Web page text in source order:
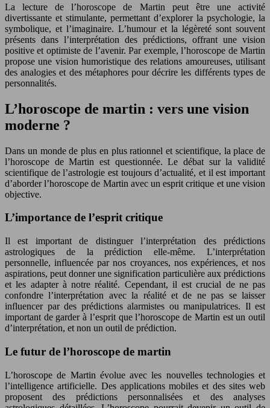
La lecture de l’horoscope de Martin peut être une activité
divertissante et stimulante, permettant d’explorer la psychologie, la
symbolique, et l’imaginaire. L’humour et la légèreté sont souvent
présents dans l’interprétation des prédictions, offrant une vision
positive et optimiste de l’avenir. Par exemple, l’horoscope de Martin
propose une vision humoristique des relations amoureuses, utilisant
des analogies et des métaphores pour décrire les différents types de
personnalités.
L’horoscope de martin : vers une vision
moderne ?
Dans un monde de plus en plus rationnel et scientifique, la place de
l’horoscope de Martin est questionnée. Le débat sur la validité
scientifique de l’astrologie est toujours d’actualité, et il est important
d’aborder l’horoscope de Martin avec un esprit critique et une vision
objective.
L’importance de l’esprit critique
Il est important de distinguer l’interprétation des prédictions
astrologiques de la prédiction elle-même. L’interprétation
personnelle, influencée par nos croyances, nos expériences, et nos
aspirations, peut donner une signification particulière aux prédictions
et les adapter à notre réalité. Cependant, il est crucial de ne pas
confondre l’interprétation avec la réalité et de ne pas se laisser
influencer par des prédictions alarmistes ou manipulatrices. Il est
important de garder à l’esprit que l’horoscope de Martin est un outil
d’interprétation, et non un outil de prédiction.
Le futur de l’horoscope de martin
L’horoscope de Martin évolue avec les nouvelles technologies et
l’intelligence artificielle. Des applications mobiles et des sites web
proposent des prédictions personnalisées et des analyses